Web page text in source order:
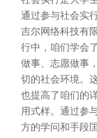
通过参与社会实
吉尔网络科技有
行中，咱们学会
做事、志愿做事
切的社会环境。
也提高了咱们的
用式样。通过参
方的学问和手段